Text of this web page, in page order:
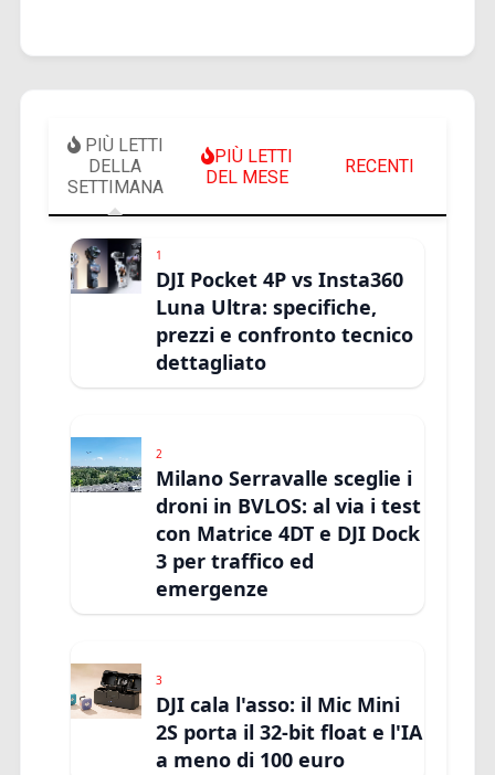
PIÙ LETTI
DELLA
SETTIMANA
PIÙ LETTI
DEL MESE
RECENTI
1
DJI Pocket 4P vs Insta360
Luna Ultra: specifiche,
prezzi e confronto tecnico
dettagliato
2
Milano Serravalle sceglie i
droni in BVLOS: al via i test
con Matrice 4DT e DJI Dock
3 per traffico ed
emergenze
3
DJI cala l'asso: il Mic Mini
2S porta il 32-bit float e l'IA
a meno di 100 euro